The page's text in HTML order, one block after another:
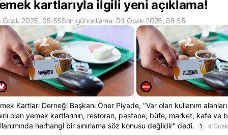
kartlarıyla ilgili yeni açıklama!
Ocak 2025, 05:55Son güncelleme: 04 Ocak 2025, 05:55
Kartları Derneği Başkanı Öner Piyade, "Var olan kullanım
olan yemek kartlarının, restoran, pastane, büfe, market, kafe ve
herhangi bir sınırlama söz konusu değildir" dedi.
1 4 Ocak